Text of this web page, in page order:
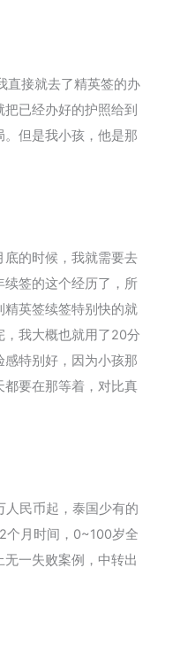
直接就去了精英签的办
已经办好的护照给到
但是我小孩，他是那
的时候，我就需要去
续签的这个经历了，所
精英签续签特别快的就
，我大概也就用了20分
特别好，因为小孩那
要在那等着，对比真
人民币起，泰国少有的
个月时间，0~100岁全
一失败案例，中转出